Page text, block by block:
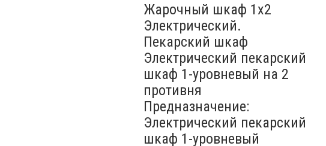
Жарочный шкаф 1х2
Электрический.
Пекарский шкаф
Электрический пекарский
шкаф 1-уровневый на 2
противня
Предназначение:
Электрический пекарский
шкаф 1-уровневый